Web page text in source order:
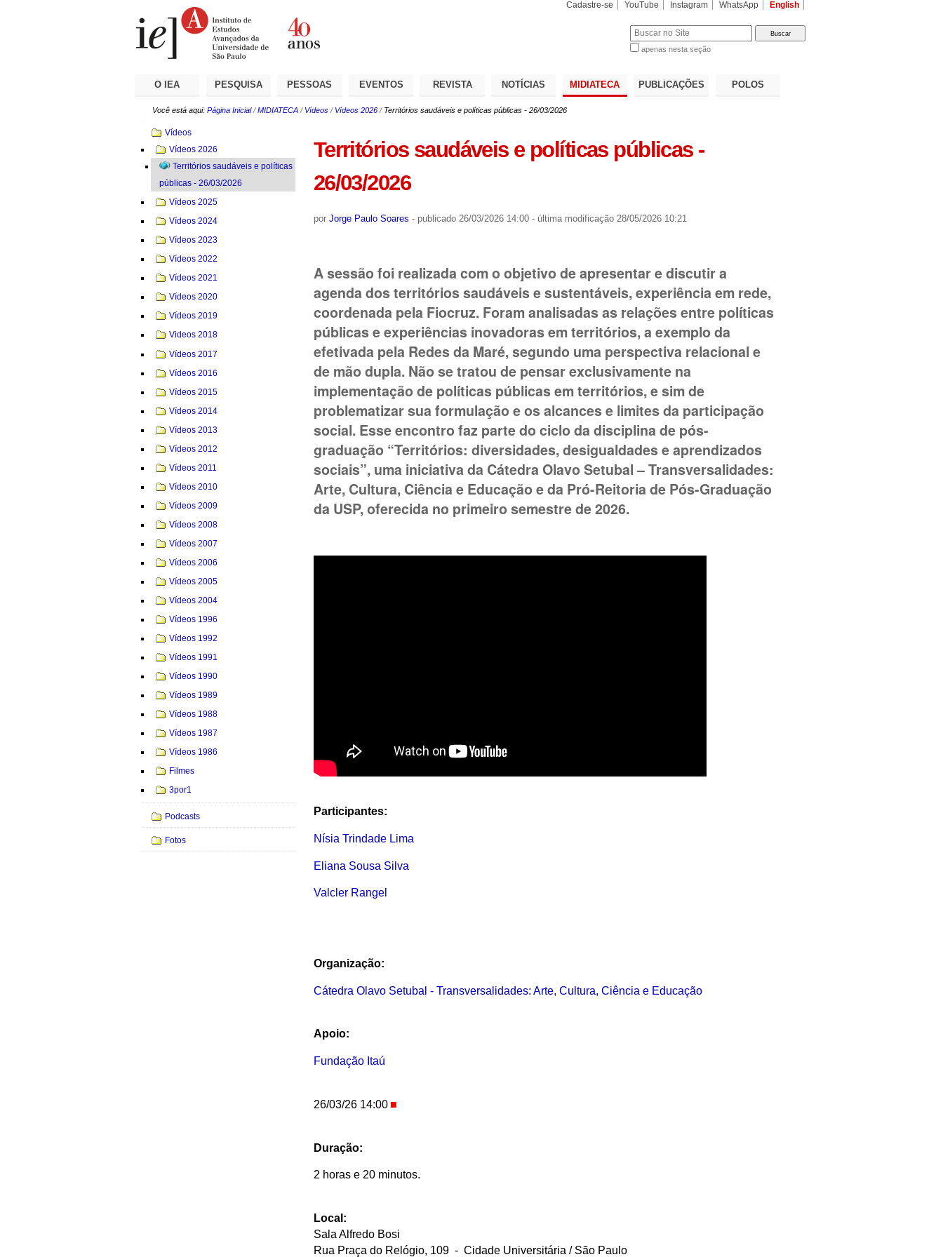
Cadastre-se YouTube Instagram WhatsApp English
apenas nesta seção
O IEA PESQUISA PESSOAS EVENTOS REVISTA NOTÍCIAS MIDIATECA PUBLICAÇÕES POLOS
Você está aqui: Página Inicial /MIDIATECA / Vídeos / Vídeos 2026 / Territórios saudáveis e políticas públicas - 26/03/2026
Territórios saudáveis e políticas públicas -
26/03/2026
por Jorge Paulo Soares - publicado26/03/2026 14:00 - última modificação28/05/2026 10:21
A sessão foi realizada com o objetivo de apresentar e discutir a
agenda dos territórios saudáveis e sustentáveis, experiência em rede,
coordenada pela Fiocruz. Foram analisadas as relações entre políticas
públicas e experiências inovadoras em territórios, a exemplo da
efetivada pela Redes da Maré, segundo uma perspectiva relacional e
de mão dupla. Não se tratou de pensar exclusivamente na
implementação de políticas públicas em territórios, e sim de
problematizar sua formulação e os alcances e limites da participação
social. Esse encontro faz parte do ciclo da disciplina de pós-
graduação “Territórios: diversidades, desigualdades e aprendizados
sociais”, uma iniciativa da Cátedra Olavo Setubal – Transversalidades:
Arte, Cultura, Ciência e Educação e da Pró-Reitoria de Pós-Graduação
da USP, oferecida no primeiro semestre de 2026.
Participantes:
Nísia Trindade Lima
Eliana Sousa Silva
Valcler Rangel
Organização:
Cátedra Olavo Setubal - Transversalidades: Arte, Cultura, Ciência e Educação
Apoio:
Fundação Itaú
26/03/26 14:00
Duração:
2 horas e 20 minutos.
Local:
Sala Alfredo Bosi
Rua Praça do Relógio, 109 - Cidade Universitária / São Paulo
Navegação
Vídeos
Vídeos 2026
Territórios saudáveis e políticas
públicas - 26/03/2026
Vídeos 2025
Vídeos 2024
Vídeos 2023
Vídeos 2022
Vídeos 2021
Vídeos 2020
Vídeos 2019
Videos 2018
Vídeos 2017
Vídeos 2016
Vídeos 2015
Vídeos 2014
Vídeos 2013
Vídeos 2012
Vídeos 2011
Vídeos 2010
Vídeos 2009
Vídeos 2008
Vídeos 2007
Vídeos 2006
Vídeos 2005
Vídeos 2004
Vídeos 1996
Vídeos 1992
Vídeos 1991
Vídeos 1990
Vídeos 1989
Vídeos 1988
Vídeos 1987
Vídeos 1986
Filmes
3por1
Podcasts
Fotos